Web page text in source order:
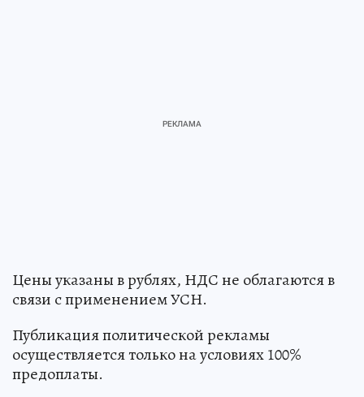
Цены указаны в рублях, НДС не облагаются в
связи с применением УСН.
Публикация политической рекламы
осуществляется только на условиях 100%
предоплаты.